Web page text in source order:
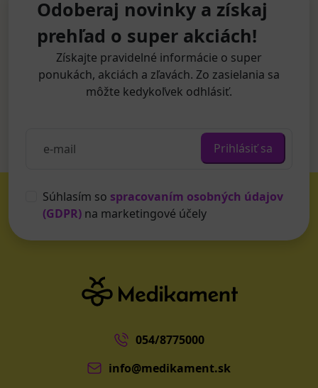
Odoberaj novinky a získaj
prehľad o super akciách!
Získajte pravidelné informácie o super
ponukách, akciách a zľavách. Zo zasielania sa
môžte kedykoľvek odhlásiť.
Prihlásiť sa
Súhlasím so spracovaním osobných údajov
(GDPR) na marketingové účely
054/8775000
info@medikament.sk